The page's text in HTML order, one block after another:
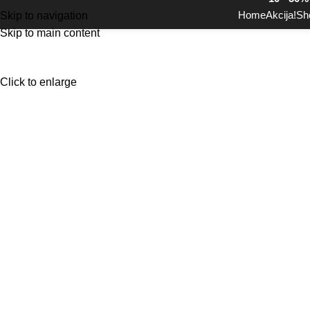
Skip to navigation
Skip to main content
HomeAkcija!
Click to enlarge